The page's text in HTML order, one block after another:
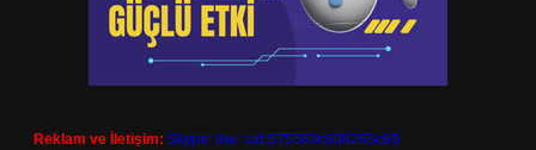
Reklam ve İletişim: Skype: live:.cid.575569c608265c69